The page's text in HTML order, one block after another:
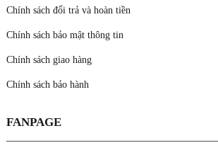
Chính sách đổi trả và hoàn tiền
Chính sách bảo mật thông tin
Chính sách giao hàng
Chính sách bảo hành
FANPAGE